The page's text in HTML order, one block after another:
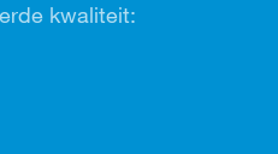
kwaliteit: